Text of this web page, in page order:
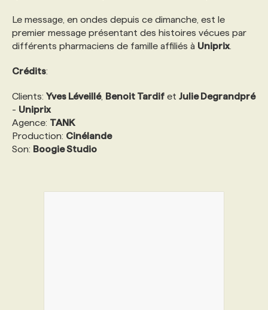
PROGRAMMES DE SUBVENTIONS
ANNONCEZ AVEC NOUS
Le message, en ondes depuis ce dimanche, est le
premier message présentant des histoires vécues par
différents pharmaciens de famille affiliés à Uniprix
Crédits:
Clients: Yves Léveillé, Benoit Tardif et Julie Degrandpré
- Uniprix
Agence: TANK
Production: Cinélande
Son: Boogie Studio